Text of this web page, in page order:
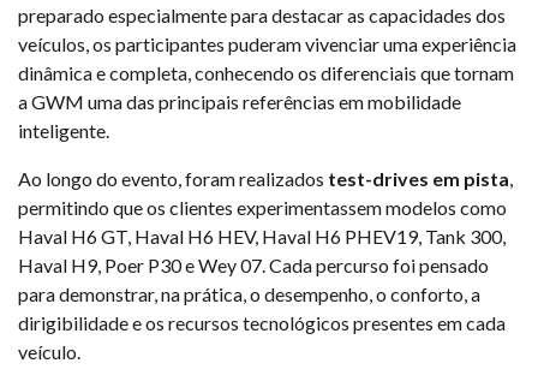
preparado especialmente para destacar as capacidades dos
veículos, os participantes puderam vivenciar uma experiência
dinâmica e completa, conhecendo os diferenciais que tornam
a GWM uma das principais referências em mobilidade
inteligente.
Ao longo do evento, foram realizados test-drives em pista,
permitindo que os clientes experimentassem modelos como
Haval H6 GT, Haval H6 HEV, Haval H6 PHEV19, Tank 300,
Haval H9, Poer P30 e Wey 07. Cada percurso foi pensado
para demonstrar, na prática, o desempenho, o conforto, a
dirigibilidade e os recursos tecnológicos presentes em cada
veículo.